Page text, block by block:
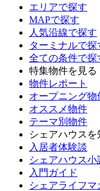
エリアで探す
MAPで探す
人気沿線で探す
ターミナルで探
全ての条件で探
特集物件を見る
物件レポート
オープニング物
オススメ物件
テーマ別物件
シェアハウスを
入居者体験談
シェアハウス小
入門ガイド
シェアライフマ